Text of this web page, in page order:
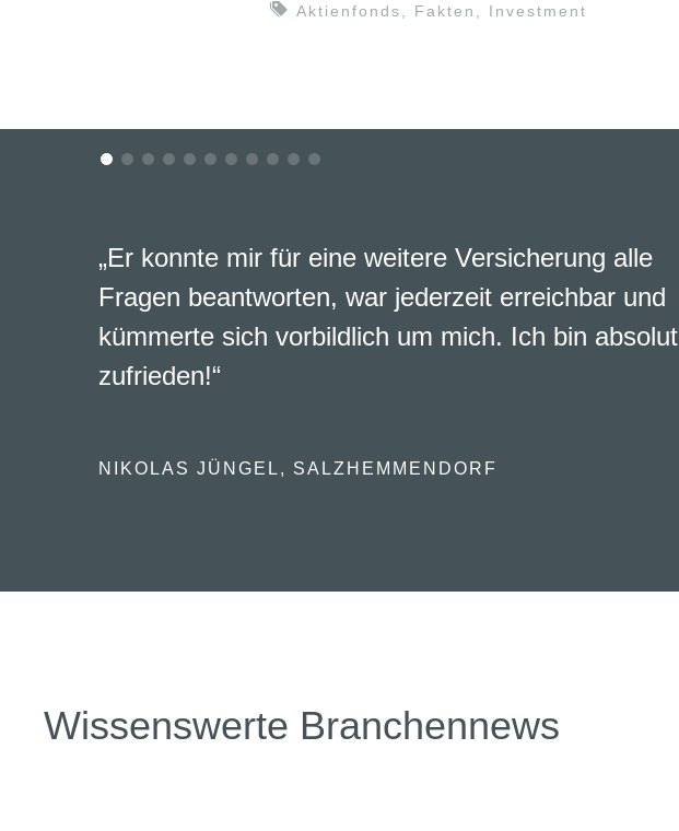
Aktienfonds Fakten Investment
„Er konnte mir für eine weitere Versicherung alle
Fragen beantworten, war jederzeit erreichbar und
kümmerte sich vorbildlich um mich. Ich bin absolut
zufrieden!“
NIKOLAS JÜNGEL, SALZHEMMENDORF
Wissenswerte Branchennews